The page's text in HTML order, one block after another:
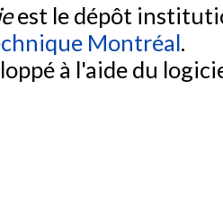
est le dépôt
Montréal.
à l'aide du